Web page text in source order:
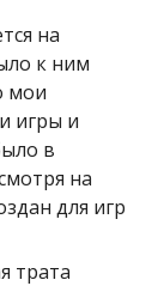
на
к ним
мои
игры и
в
на
для игр
трата